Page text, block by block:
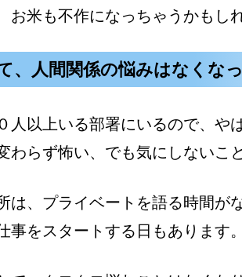
お米も不作になっちゃうかもし
、人間関係の悩みはなくな
人以上いる部署にいるので、や
わらず怖い、でも気にしないこ
は、プライベートを語る時間が
事をスタートする日もあります。